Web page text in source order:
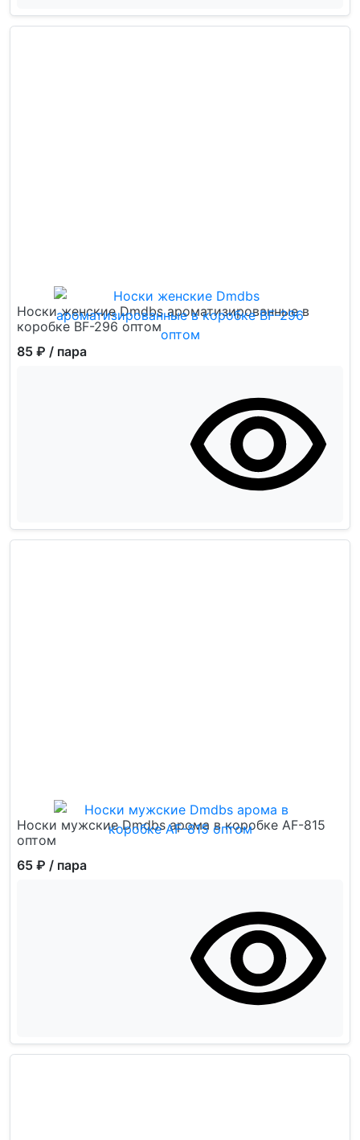
Носки женские Dmdbs ароматизированные в
коробке BF-296 оптом
85 ₽ / пара
Носки мужские Dmdbs арома в коробке AF-815
оптом
65 ₽ / пара